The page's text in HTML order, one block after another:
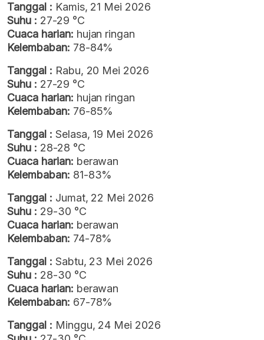
Tanggal : Kamis, 21 Mei 2026
Suhu : 27-29 °C
Cuaca harian: hujan ringan
Kelembaban: 78-84%
Tanggal : Rabu, 20 Mei 2026
Suhu : 27-29 °C
Cuaca harian: hujan ringan
Kelembaban: 76-85%
Tanggal : Selasa, 19 Mei 2026
Suhu : 28-28 °C
Cuaca harian: berawan
Kelembaban: 81-83%
Tanggal : Jumat, 22 Mei 2026
Suhu : 29-30 °C
Cuaca harian: berawan
Kelembaban: 74-78%
Tanggal : Sabtu, 23 Mei 2026
Suhu : 28-30 °C
Cuaca harian: berawan
Kelembaban: 67-78%
Tanggal : Minggu, 24 Mei 2026